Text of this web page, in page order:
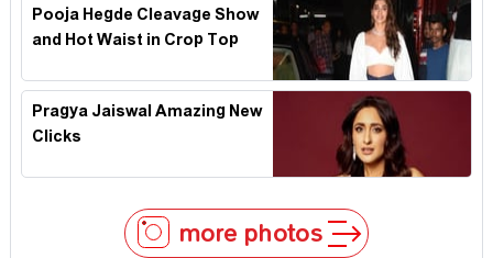
Pooja Hegde Cleavage Show
and Hot Waist in Crop Top
Pragya Jaiswal Amazing New
Clicks
more photos